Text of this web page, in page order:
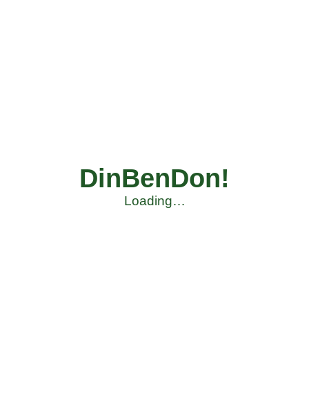
DinBenDon!
Loading…